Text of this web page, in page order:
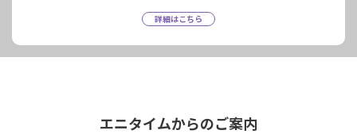
詳細はこちら
エニタイムからのご案内